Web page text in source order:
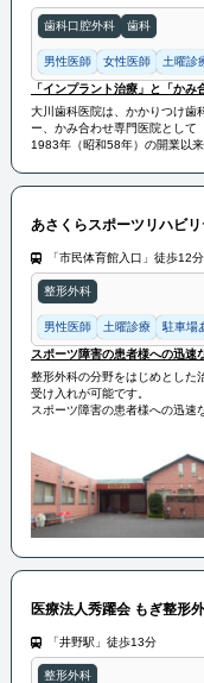
歯科口腔外科 歯科
男性医師 女性医師 土曜診
「インプラント治療」と「か
大川歯科医院は、かかりつけ歯
ー、かみ合わせ専門医院として
1983年（昭和58年）の開業以
また、「インプラント」「咬み
あさくらスポーツリハビ
「市民体育館入口」徒歩12分
整形外科
男性医師 土曜診療 駐車場
整形外科の分野をはじめとした
受け入れが可能です。
スポーツ障害の患者様への迅速
医療法人秀躍会 もぎ整形
「井野駅」徒歩13分
整形外科